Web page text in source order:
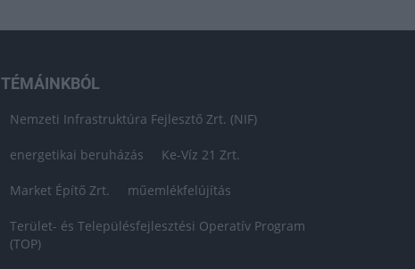
TÉMÁINKBÓL
Nemzeti Infrastruktúra Fejlesztő Zrt. (NIF)
energetikai beruházás Ke-Víz 21 Zrt.
Market Építő Zrt. műemlékfelújítás
Terület- és Településfejlesztési Operatív Program
(TOP)